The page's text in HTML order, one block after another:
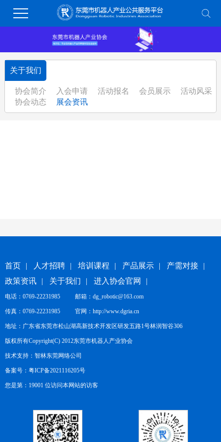
关于我们
协会简介 入会申请 活动报名 会员展示
活动风采
协会动态
展会资讯
首页 | 人才招聘 | 培训课程 | 产品展示 | 产需对接
|
政策资讯
| 关于我们 | 进入协会官网 |
电话：0769-22231985 邮箱：dg_robotic@163.com
传真：0769-22231985 官网： http://www.dgria.cn
地址：广东省东莞市松山湖高新技术开发区研发五路1号林润智谷306
版权所有Copyright(C) 2012东莞市机器人产业协会
技术支持： 智林东莞网络公司
备案号： 粤ICP备2021116205号
您是第：19001 位访问本网站的访客